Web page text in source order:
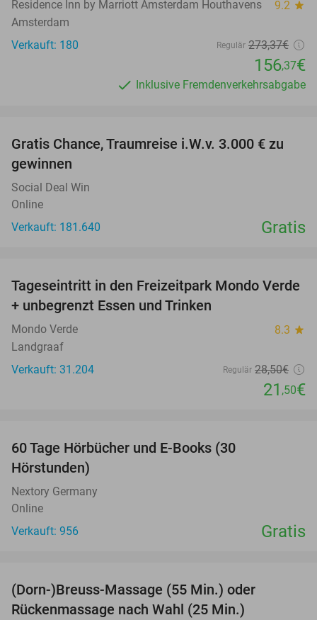
Residence Inn by Marriott Amsterdam Houthavens 9.2 star
Amsterdam
Verkauft: 180
Regulär 273,37€
156,37€
Inklusive Fremdenverkehrsabgabe
Gratis Chance, Traumreise i.W.v. 3.000 € zu
gewinnen
Social Deal Win
Online
Verkauft: 181.640
Gratis
25%
Tageseintritt in den Freizeitpark Mondo Verde
+ unbegrenzt Essen und Trinken
Mondo Verde 8.3 star
Landgraaf
Verkauft: 31.204
Regulär 28,50€
21 ,50€
60 Tage Hörbücher und E-Books (30
Hörstunden)
Nextory Germany
Online
Verkauft: 956
Gratis
(Dorn-)Breuss-Massage (55 Min.) oder
Rückenmassage nach Wahl (25 Min.)